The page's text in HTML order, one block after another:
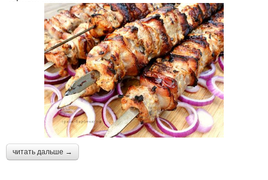
читать дальше →